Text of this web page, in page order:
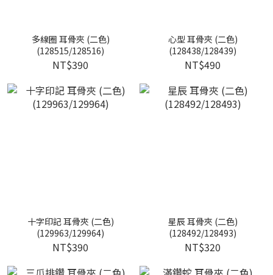
多線圈 耳骨夾 (二色)
(128515/128516)
NT$390
心型 耳骨夾 (二色)
(128438/128439)
NT$490
十字印記 耳骨夾 (二色)
(129963/129964)
NT$390
星辰 耳骨夾 (二色)
(128492/128493)
NT$320